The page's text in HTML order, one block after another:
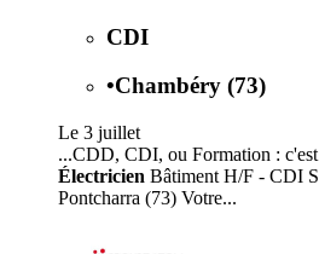
CDI
•Chambéry (73)
Le 3 juillet
...CDD, CDI, ou Formation :
Électricien Bâtiment H/F - CDI
Pontcharra (73) Votre...